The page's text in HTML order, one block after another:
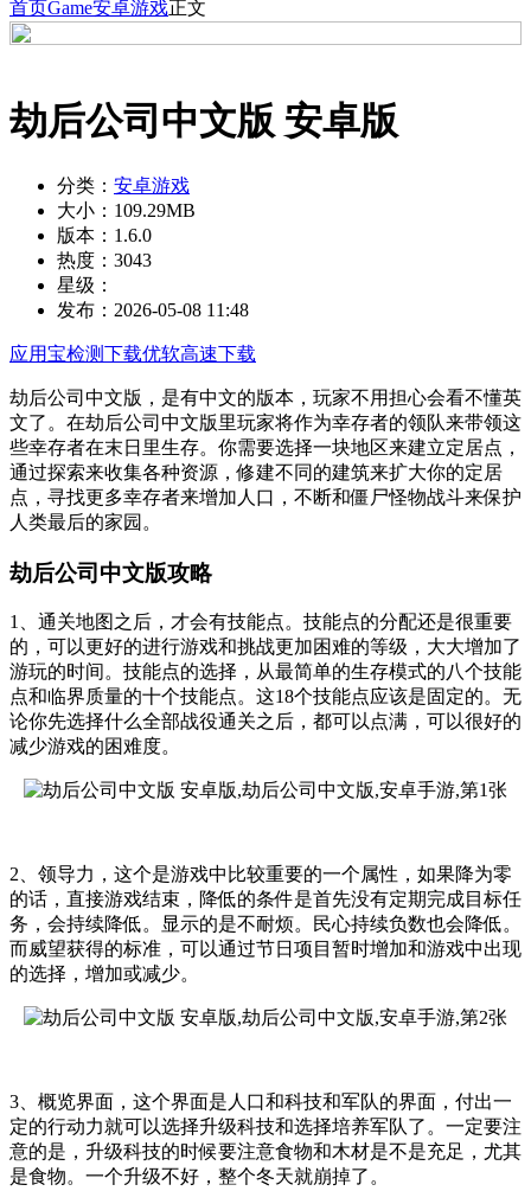
首页Game安卓游戏正文
劫后公司中文版 安卓版
分类： 安卓游戏
大小： 109.29MB
版本： 1.6.0
热度： 3043
星级：
发布： 2026-05-08 11:48
应用宝检测下载优软高速下载
劫后公司中文版，是有中文的版本，玩家不用担心会看不懂英
文了。在劫后公司中文版里玩家将作为幸存者的领队来带领这
些幸存者在末日里生存。你需要选择一块地区来建立定居点，
通过探索来收集各种资源，修建不同的建筑来扩大你的定居
点，寻找更多幸存者来增加人口，不断和僵尸怪物战斗来保护
人类最后的家园。
劫后公司中文版攻略
1、通关地图之后，才会有技能点。技能点的分配还是很重要
的，可以更好的进行游戏和挑战更加困难的等级，大大增加了
游玩的时间。技能点的选择，从最简单的生存模式的八个技能
点和临界质量的十个技能点。这18个技能点应该是固定的。无
论你先选择什么全部战役通关之后，都可以点满，可以很好的
减少游戏的困难度。
2、领导力，这个是游戏中比较重要的一个属性，如果降为零
的话，直接游戏结束，降低的条件是首先没有定期完成目标任
务，会持续降低。显示的是不耐烦。民心持续负数也会降低。
而威望获得的标准，可以通过节日项目暂时增加和游戏中出现
的选择，增加或减少。
3、概览界面，这个界面是人口和科技和军队的界面，付出一
定的行动力就可以选择升级科技和选择培养军队了。一定要注
意的是，升级科技的时候要注意食物和木材是不是充足，尤其
是食物。一个升级不好，整个冬天就崩掉了。